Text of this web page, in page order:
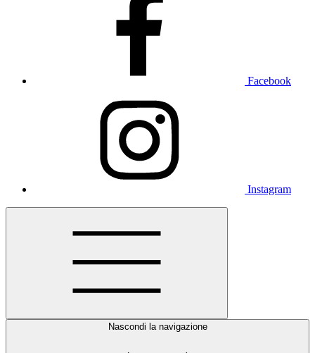
Facebook
Instagram
Nascondi la navigazione